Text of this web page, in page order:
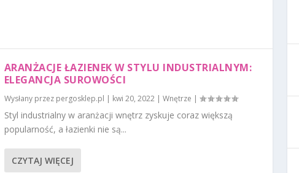
ARANŻACJE ŁAZIENEK W STYLU INDUSTRIALNYM:
ELEGANCJA SUROWOŚCI
Wysłany przez pergosklep.pl | kwi 20, 2022| Wnętrze |
Styl industrialny w aranżacji wnętrz zyskuje coraz większą
popularność, a łazienki nie są...
CZYTAJ WIĘCEJ